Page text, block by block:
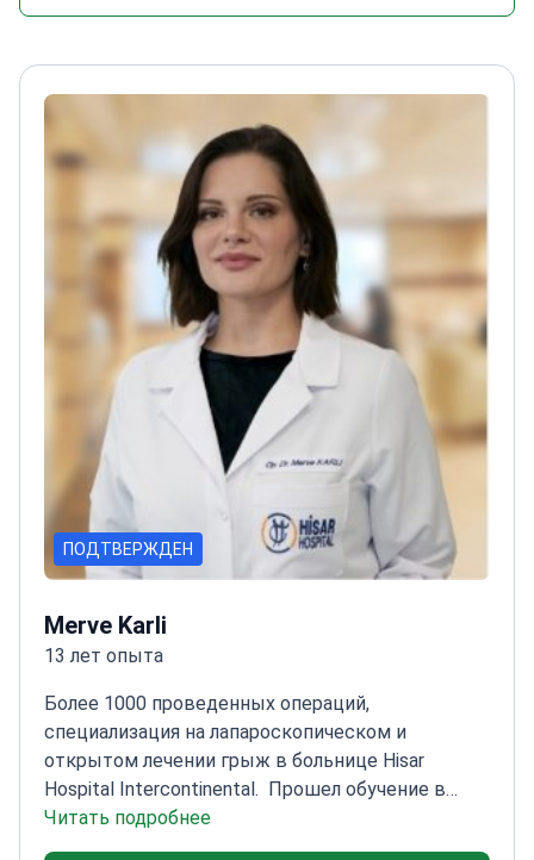
ПОДТВЕРЖДЕН
Merve Karli
13 лет опыта
Более 1000 проведенных операций,
специализация на лапароскопическом и
открытом лечении грыж в больнице Hisar
Hospital Intercontinental.
Прошел обучение в
Учебно-исследовательской больнице Сади
КонукСертифицирован в области
Читать подробнее